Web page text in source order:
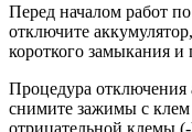
Перед началом работ
отключите
короткого замыкания
Процедура отключения
снимите зажимы с клем
отрицательной клемы